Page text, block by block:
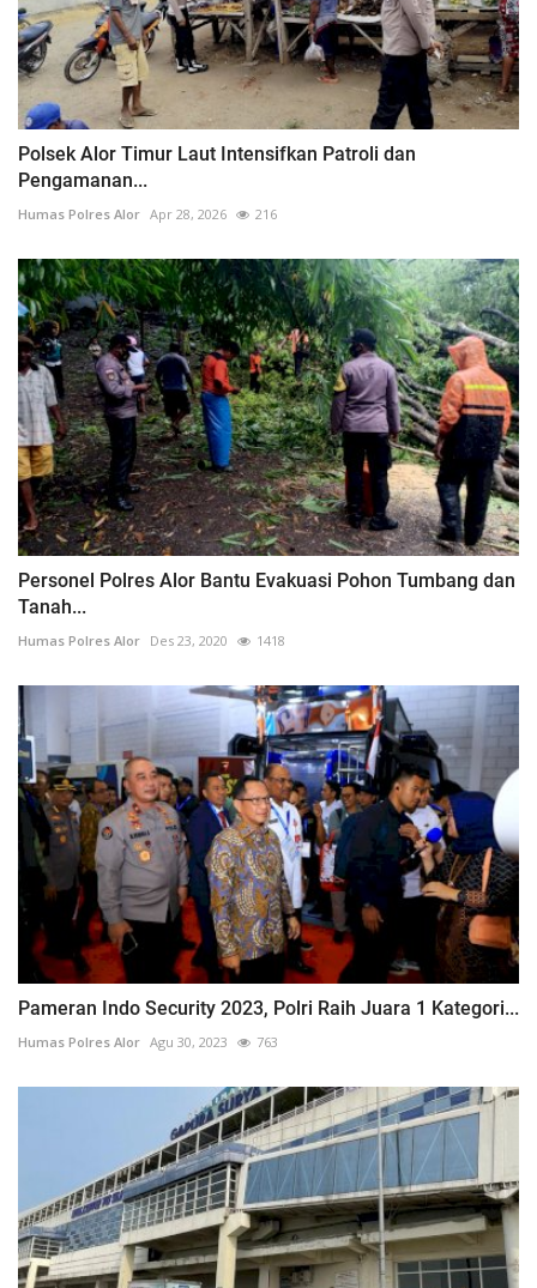
Polsek Alor Timur Laut Intensifkan Patroli dan
Pengamanan...
Humas Polres Alor Apr 28, 2026 216
Personel Polres Alor Bantu Evakuasi Pohon Tumbang dan
Tanah...
Humas Polres Alor Des 23, 2020 1418
Pameran Indo Security 2023, Polri Raih Juara 1 Kategori...
Humas Polres Alor Agu 30, 2023 763